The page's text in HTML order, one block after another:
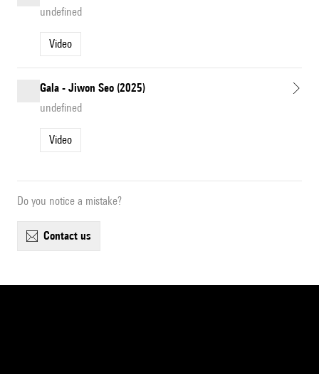
undefined
Video
Gala - Jiwon Seo (2025)
undefined
Video
Do you notice a mistake?
contact us